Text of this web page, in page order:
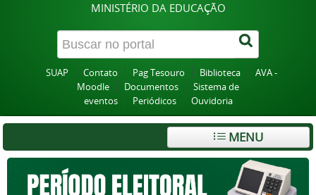
Legislação
Canais
MINISTÉRIO DA EDUCAÇÃO
SUAP Contato Pag Tesouro Biblioteca
AVA -
Moodle
Documentos
Sistema de
eventos
Periódicos Ouvidoria
MENU